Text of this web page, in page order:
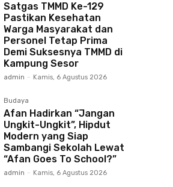
Satgas TMMD Ke-129
Pastikan Kesehatan
Warga Masyarakat dan
Personel Tetap Prima
Demi Suksesnya TMMD di
Kampung Sesor
admin - Kamis, 6 Agustus 2026
Budaya
Afan Hadirkan “Jangan
Ungkit-Ungkit”, Hipdut
Modern yang Siap
Sambangi Sekolah Lewat
“Afan Goes To School?”
admin - Kamis, 6 Agustus 2026